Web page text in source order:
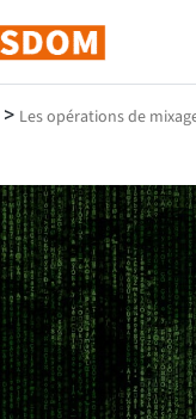
> Les opérations de